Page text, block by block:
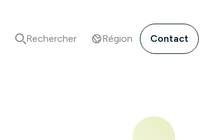
Rechercher Région Contact